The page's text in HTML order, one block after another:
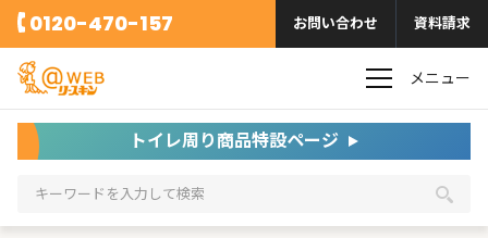
0120-470-157 お問い合わせ 資料請求
メニュー
トイレ周り商品特設ページ